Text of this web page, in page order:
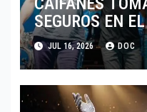
SEGUROS EN
IDENTIDAD
JUL 16, 2026 DOC